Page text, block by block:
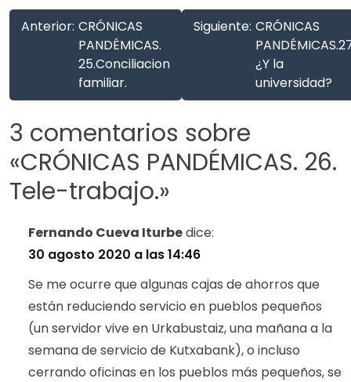
Anterior: CRÓNICAS
PANDÉMICAS.
25.Conciliacion
familiar.
Siguiente: CRÓNICAS
¿Y la
universidad?
3 comentarios sobre
«CRÓNICAS PANDÉMICAS. 26.
Tele-trabajo.»
Fernando Cueva Iturbedice:
30 agosto 2020 a las 14:46
Se me ocurre que algunas cajas de ahorros que
están reduciendo servicio en pueblos pequeños
(un servidor vive en Urkabustaiz, una mañana a la
semana de servicio de Kutxabank), o incluso
cerrando oficinas en los pueblos más pequeños, se